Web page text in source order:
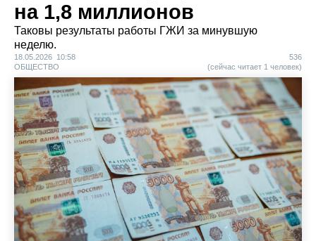
на 1,8 миллионов
Таковы результаты работы ГЖИ за минувшую
неделю.
18.05.2026 10:58
ОБЩЕСТВО
536
(сейчас читает 1 человек)